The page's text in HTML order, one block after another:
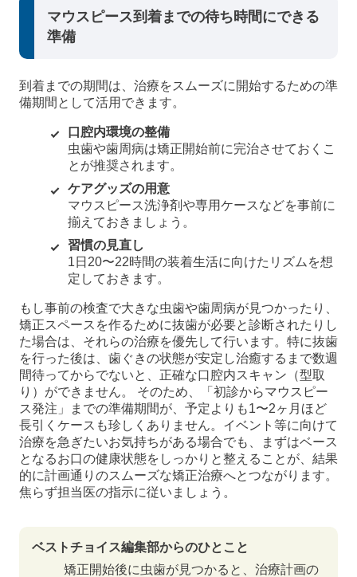
マウスピース到着までの待ち時間にできる
準備
到着までの期間は、治療をスムーズに開始するための準
備期間として活用できます。
口腔内環境の整備
虫歯や歯周病は矯正開始前に完治させておくこ
とが推奨されます。
ケアグッズの用意
マウスピース洗浄剤や専用ケースなどを事前に
揃えておきましょう。
習慣の見直し
1日20〜22時間の装着生活に向けたリズムを想
定しておきます。
もし事前の検査で大きな虫歯や歯周病が見つかったり、
矯正スペースを作るために抜歯が必要と診断されたりし
た場合は、それらの治療を優先して行います。特に抜歯
を行った後は、歯ぐきの状態が安定し治癒するまで数週
間待ってからでないと、正確な口腔内スキャン（型取
り）ができません。 そのため、「初診からマウスピー
ス発注」までの準備期間が、予定よりも1〜2ヶ月ほど
長引くケースも珍しくありません。イベント等に向けて
治療を急ぎたいお気持ちがある場合でも、まずはベース
となるお口の健康状態をしっかりと整えることが、結果
的に計画通りのスムーズな矯正治療へとつながります。
焦らず担当医の指示に従いましょう。
ベストチョイス編集部からのひとこと
矯正開始後に虫歯が見つかると、治療計画の